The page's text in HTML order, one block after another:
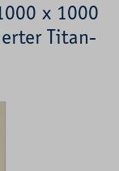
x 1000
Titan-